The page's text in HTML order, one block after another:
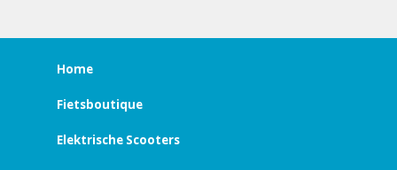
Home
Fietsboutique
Elektrische Scooters